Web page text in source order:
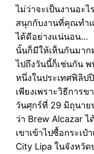
ไม่ว่าจะเป็นงานอะ
สนุกกับงานที่คุณทำ
ได้ดีอย่างแน่นอน…
นั้นก็มีให้เห็นกันมาก
ไปถึงวันนี้ก็เช่นกัน พ
หนึ่งในประเทศฟิลิป
เพียงเพราะวิธีการ
วันศุกร์ที่ 29 มิถุนา
ว่า Brew Alcazar
เขาเข้าไปซื้อกระเ
City Lipa ในจังหวั